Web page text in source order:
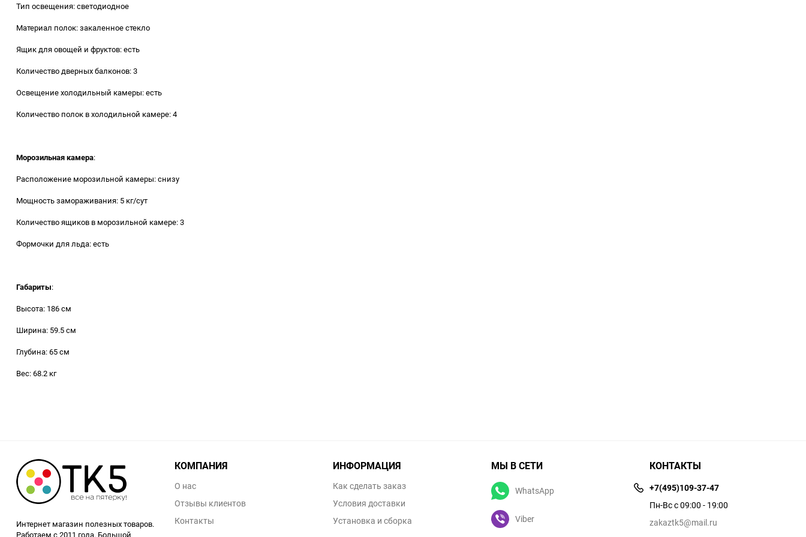
Тип освещения: светодиодное
Материал полок: закаленное стекло
Ящик для овощей и фруктов: есть
Количество дверных балконов: 3
Освещение холодильный камеры: есть
Количество полок в холодильной камере: 4
Морозильная камера:
Расположение морозильной камеры: снизу
Мощность замораживания: 5 кг/сут
Количество ящиков в морозильной камере: 3
Формочки для льда: есть
Габариты:
Высота: 186 см
Ширина: 59.5 см
Глубина: 65 см
Вес: 68.2 кг
Интернет магазин полезных товаров.
Работаем с 2011 года. Большой
КОМПАНИЯ
О нас
Отзывы клиентов
Контакты
ИНФОРМАЦИЯ
Как сделать заказ
Условия доставки
Установка и сборка
МЫ В СЕТИ
WhatsApp
Viber
КОНТАКТЫ
+7(495)109-37-47
Пн-Вс с 09:00 - 19:00
zakaztk5@mail.ru